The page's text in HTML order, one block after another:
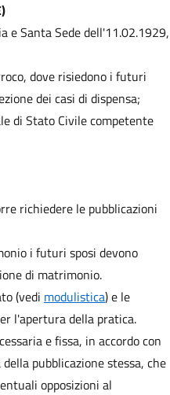
e Santa Sede dell'11.02.1929,
dove risiedono i futuri
dei casi di dispensa;
di Stato Civile competente
richiedere le pubblicazioni
i futuri sposi devono
di matrimonio.
(vedi modulistica) e le
l'apertura della pratica.
e fissa, in accordo con
pubblicazione stessa, che
opposizioni al